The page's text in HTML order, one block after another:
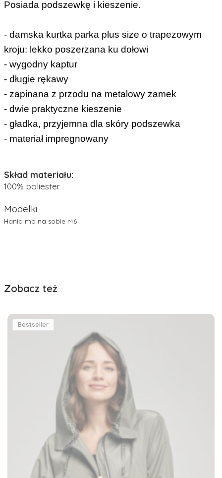
Posiada podszewkę i kieszenie.
- damska kurtka parka plus size o trapezowym
kroju: lekko poszerzana ku dołowi
- wygodny kaptur
- długie rękawy
- zapinana z przodu na metalowy zamek
- dwie praktyczne kieszenie
- gładka, przyjemna dla skóry podszewka
- materiał impregnowany
Skład materiału:
100% poliester
Modelki
Hania ma na sobie r46
Zobacz też
Bestseller